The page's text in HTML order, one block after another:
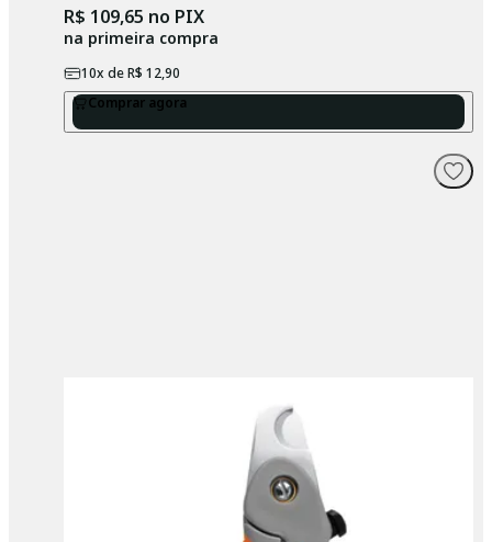
R$ 109,65 no PIX
na primeira compra
10x deR$ 12,90
Comprar agora